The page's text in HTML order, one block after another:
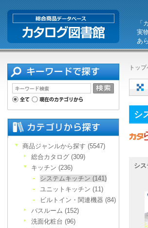
「
実
あ
トッ
シ
シ
商品ジャンルから探す (5547)
総合カタログ (309)
キッチン (236)
システムキッチン (141)
ユニットキッチン (11)
ビルトイン・関連機器 (84)
バスルーム (152)
洗面化粧台 (96)